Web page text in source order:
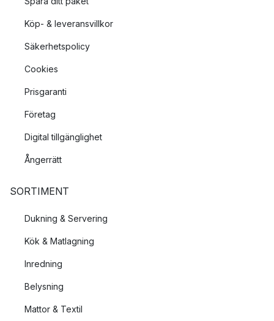
Köp- & leveransvillkor
Säkerhetspolicy
Cookies
Prisgaranti
Företag
Digital tillgänglighet
Ångerrätt
SORTIMENT
Dukning & Servering
Kök & Matlagning
Inredning
Belysning
Mattor & Textil